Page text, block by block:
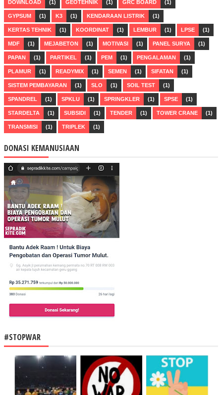
DOWNLOAD (1) GEOTEHNIK (1) GRC BOARD (1)
GYPSUM (1) K3 (1) KENDARAAN LISTRIK (1)
KERTAS TEHNIK (1) KOORDINAT (1) LEMBUR (1) LPSE (1)
MDF (1) MEJABETON (1) MOTIVASI (1) PANEL SURYA (1)
PAPAN (1) PARTIKEL (1) PEM (1) PENGALAMAN (1)
PLAMUR (1) READYMIX (1) SEMEN (1) SIFATAN (1)
SISTEM PEMBAYARAN (1) SLO (1) SOIL TEST (1)
SPANDREL (1) SPKLU (1) SPRINGKLER (1) SPSE (1)
STARDELTA (1) SUBSIDI (1) TENDER (1) TOWER CRANE (1)
TRANSMISI (1) TRIPLEK (1)
DONASI KEMANUSIAAN
#STOPWAR